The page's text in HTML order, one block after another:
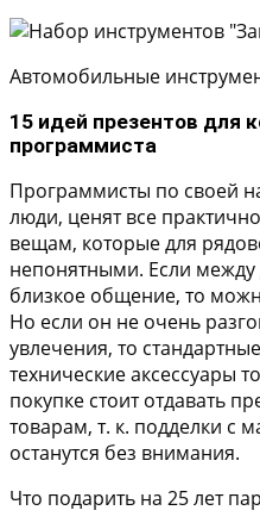
Автомобильные
15 идей презентов для
программиста
Программисты по своей
люди, ценят все
вещам, которые для
непонятными. Если
близкое общение, то
Но если он не очень
увлечения, то
технические аксессуары
покупке стоит отдавать
товарам, т. к. подделки с
останутся без внимания.
Что подарить на 25 лет